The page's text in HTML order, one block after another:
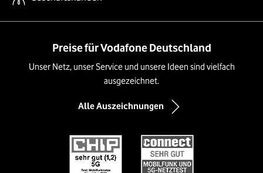
Preise für Vodafone Deutschland
Unser Netz, unser Service und unsere Ideen sind vielfach
ausgezeichnet.
Alle Auszeichnungen